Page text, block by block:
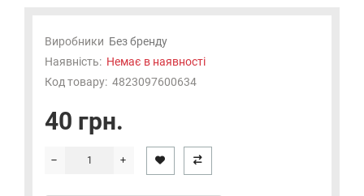
Виробники Без бренду
Наявність: Немає в наявності
Код товару: 4823097600634
40 грн.